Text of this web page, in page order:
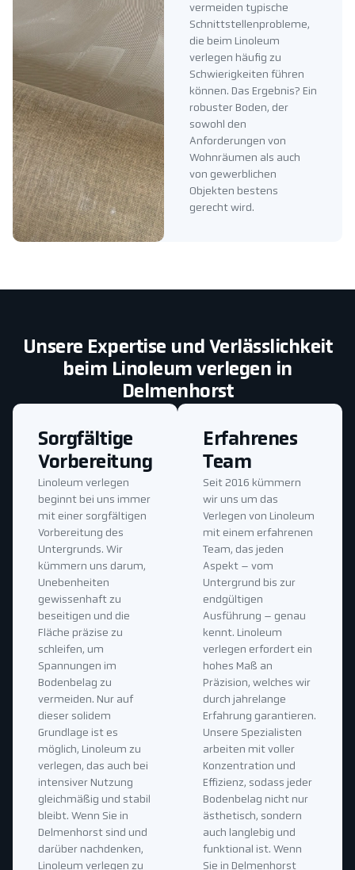
vermeiden typische
Schnittstellenprobleme,
die beim Linoleum
verlegen häufig zu
Schwierigkeiten führen
können. Das Ergebnis? Ein
robuster Boden, der
sowohl den
Anforderungen von
Wohnräumen als auch
von gewerblichen
Objekten bestens
gerecht wird.
Unsere Expertise und Verlässlichkeit
beim Linoleum verlegen in
Delmenhorst
Erfahrenes
Team
Seit 2016 kümmern
wir uns um das
Verlegen von Linoleum
mit einem erfahrenen
Team, das jeden
Aspekt – vom
Untergrund bis zur
endgültigen
Ausführung – genau
kennt. Linoleum
verlegen erfordert ein
hohes Maß an
Präzision, welches wir
durch jahrelange
Erfahrung garantieren.
Unsere Spezialisten
arbeiten mit voller
Konzentration und
Effizienz, sodass jeder
Bodenbelag nicht nur
ästhetisch, sondern
auch langlebig und
funktional ist. Wenn
Sie in Delmenhorst
Sorgfältige
Vorbereitung
Linoleum verlegen
beginnt bei uns immer
mit einer sorgfältigen
Vorbereitung des
Untergrunds. Wir
kümmern uns darum,
Unebenheiten
gewissenhaft zu
beseitigen und die
Fläche präzise zu
schleifen, um
Spannungen im
Bodenbelag zu
vermeiden. Nur auf
dieser solidem
Grundlage ist es
möglich, Linoleum zu
verlegen, das auch bei
intensiver Nutzung
gleichmäßig und stabil
bleibt. Wenn Sie in
Delmenhorst sind und
darüber nachdenken,
Linoleum verlegen zu